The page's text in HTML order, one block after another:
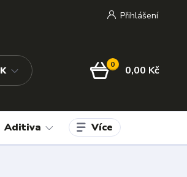
Přihlášení
0 0,00 Kč
Aditiva Více